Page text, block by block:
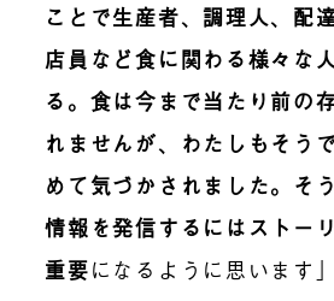
ことで生産者、調理人、配
店員など食に関わる様々な
る。食は今まで当たり前の
れませんが、わたしもそう
めて気づかされました。そ
情報を発信するにはストー
重要になるように思います